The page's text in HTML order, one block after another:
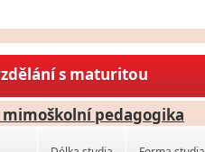
s maturitou
pedagogika